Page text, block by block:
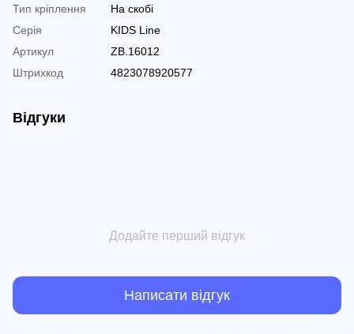
Тип кріплення
На скобі
Серія
KIDS Line
Артикул
ZB.16012
Штрихкод
4823078920577
Відгуки
Додайте перший відгук
Написати відгук